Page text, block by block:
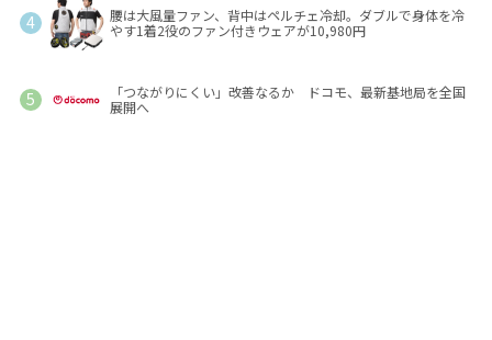
腰は大風量ファン、背中はペルチェ冷却。ダブルで身体を冷
やす1着2役のファン付きウェアが10,980円
「つながりにくい」改善なるか ドコモ、最新基地局を全国
展開へ